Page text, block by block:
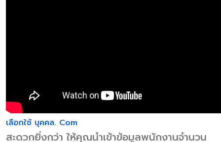
เลือกใช้ บุคคล. Com
สะดวกยิ่งกว่า ให้คุณนำเข้าข้อมูลพนักงานจำนวน